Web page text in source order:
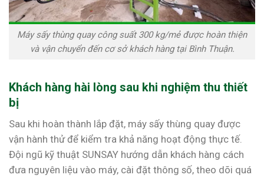
Máy sấy thùng quay công suất 300 kg/mẻ được hoàn thiện
và vận chuyển đến cơ sở khách hàng tại Bình Thuận.
Khách hàng hài lòng sau khi nghiệm thu thiết
bị
Sau khi hoàn thành lắp đặt, máy sấy thùng quay được
vận hành thử để kiểm tra khả năng hoạt động thực tế.
Đội ngũ kỹ thuật SUNSAY hướng dẫn khách hàng cách
đưa nguyên liệu vào máy, cài đặt thông số, theo dõi quá